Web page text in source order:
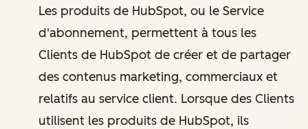
Les produits de HubSpot, ou le Service
d'abonnement, permettent à tous les
Clients de HubSpot de créer et de partager
des contenus marketing, commerciaux et
relatifs au service client. Lorsque des Clients
utilisent les produits de HubSpot, ils